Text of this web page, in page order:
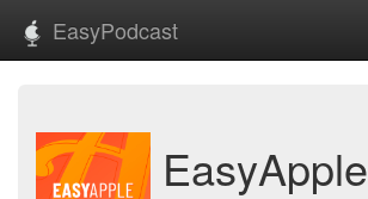
EasyPodcast
EasyApple